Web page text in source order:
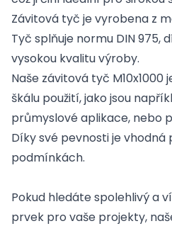
Závitová tyč je vyrobena z
Tyč splňuje normu DIN 975,
vysokou kvalitu výroby.
Naše závitová tyč M10x1000
škálu použití, jako jsou
průmyslové aplikace, nebo
Díky své pevnosti je
podmínkách.
Pokud hledáte spolehlivý a
prvek pro vaše projekty,